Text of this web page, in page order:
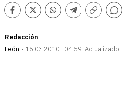
Facebook
TwitterWhatsappTelegram
Copiar
Comentarios
Redacción
León
16.03.2010 | 04:59 Actualizado: